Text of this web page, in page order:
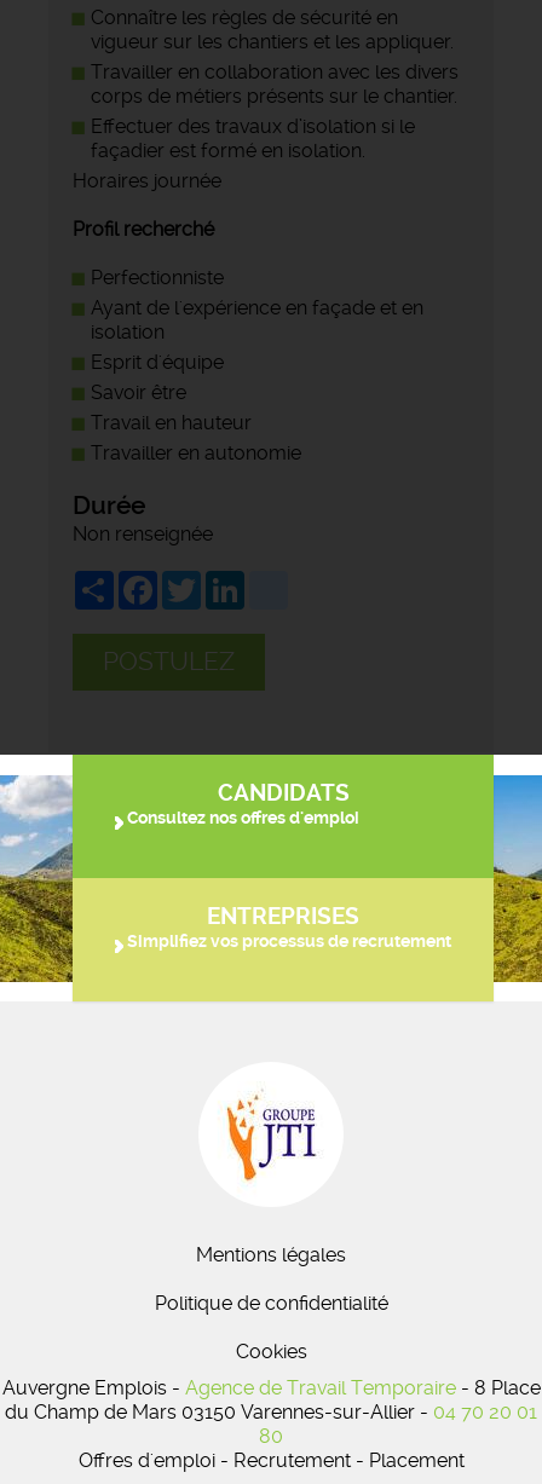
Connaître les règles de sécurité en
vigueur sur les chantiers et les appliquer.
Travailler en collaboration avec les divers
corps de métiers présents sur le chantier.
Effectuer des travaux d’isolation si le
façadier est formé en isolation.
Horaires journée
Profil recherché
Perfectionniste
Ayant de l'expérience en façade et en
isolation
Esprit d'équipe
Savoir être
Travail en hauteur
Travailler en autonomie
Durée
Non renseignée
ShareFacebook
Twitter
POSTULEZ
CANDIDATS
Consultez nos offres d'emploi
ENTREPRISES
Simplifiez vos processus de recrutement
Mentions légales
Politique de confidentialité
Cookies
Auvergne Emplois - Agence de Travail Temporaire- 8 Place
du Champ de Mars 03150 Varennes-sur-Allier - 04 70 20 01
80
Offres d'emploi - Recrutement - Placement